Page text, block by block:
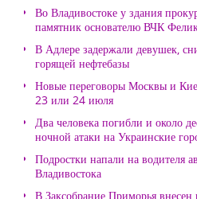
Во Владивостоке у здания
памятник основателю ВЧК
В Адлере задержали девушек,
горящей нефтебазы
Новые переговоры Москвы и
23 или 24 июля
Два человека погибли и около
ночной атаки на Украинские
Подростки напали на водителя
Владивостока
В Заксобрание Приморья